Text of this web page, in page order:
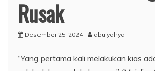
Rusak
Desember 25, 2024 abu yahya
“Yang pertama kali melakukan kias